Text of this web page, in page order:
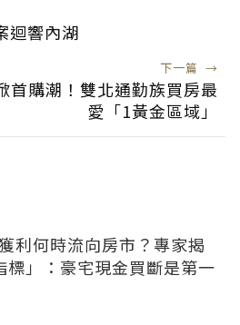
迴響內湖
下一篇 →
首購潮！雙北通勤族買房最
愛「1黃金區域」
利何時流向房市？專家揭
標」：豪宅現金買斷是第一